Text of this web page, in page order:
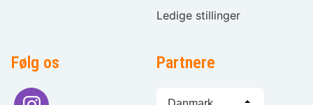
Ledige stillinger
Følg os Partnere